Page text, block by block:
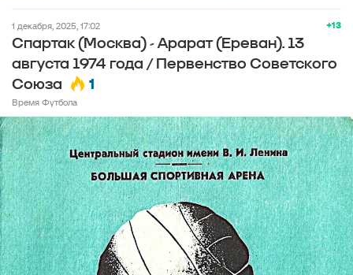
+13
1 декабря, 2025, 17:02
Спартак (Москва) - Арарат (Ереван). 13
августа 1974 года / Первенство Советского
Союза
1
Время Футбола